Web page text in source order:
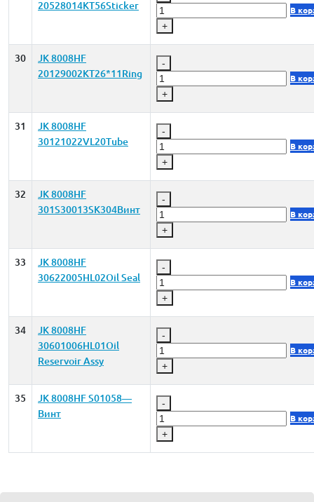
20528014KT56Sticker
+
В
30
JK 8008HF
20129002KT26*11Ring
-
+
В
31
JK 8008HF
30121022VL20Tube
-
+
В
32
JK 8008HF
301S30013SK304Винт
-
+
В
33
JK 8008HF
30622005HL02Oil Seal
-
+
В
34
JK 8008HF
30601006HL01Oil
Reservoir Assy
-
+
В
35
JK 8008HF S01058—
Винт
-
+
В